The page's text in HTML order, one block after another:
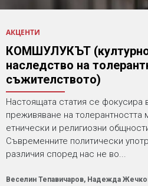
АКЦЕНТИ
КОМШУЛУКЪТ
наследство на
съжителството)
Настоящата статия се фокусира
преживяване на толерантността
етнически и религиозни
Съвременните политически
различия според нас не во...
Веселин Тепавичаров, Надежда